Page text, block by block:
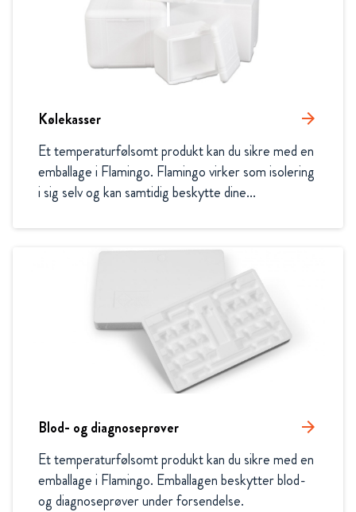
Kølekasser arrow_forward
Et temperaturfølsomt produkt kan du sikre med en
emballage i Flamingo. Flamingo virker som isolering
i sig selv og kan samtidig beskytte dine...
Blod- og diagnoseprøver arrow_forward
Et temperaturfølsomt produkt kan du sikre med en
emballage i Flamingo. Emballagen beskytter blod-
og diagnoseprøver under forsendelse.